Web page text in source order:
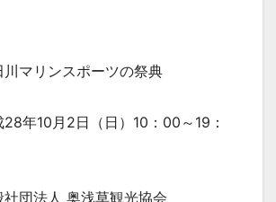
川マリンスポーツの祭典
28年10月2日（日）10：00～19：
社団法人 奥浅草観光協会